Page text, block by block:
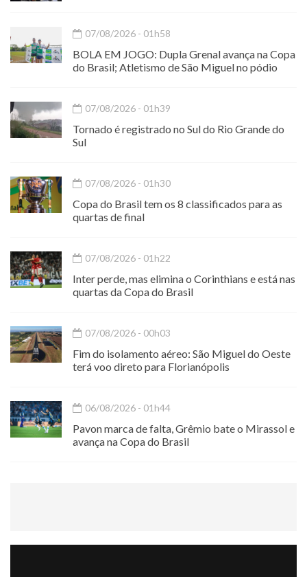
07/08/2026 - 01h58
BOLA EM JOGO: Dupla Grenal avança na Copa
do Brasil; Atletismo de São Miguel no pódio
07/08/2026 - 01h39
Tornado é registrado no Sul do Rio Grande do
Sul
07/08/2026 - 01h30
Copa do Brasil tem os 8 classificados para as
quartas de final
07/08/2026 - 01h22
Inter perde, mas elimina o Corinthians e está nas
quartas da Copa do Brasil
07/08/2026 - 00h03
Fim do isolamento aéreo: São Miguel do Oeste
terá voo direto para Florianópolis
06/08/2026 - 01h44
Pavon marca de falta, Grêmio bate o Mirassol e
avança na Copa do Brasil